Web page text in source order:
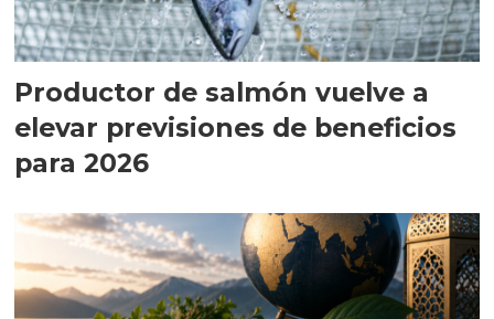
Productor de salmón vuelve a
elevar previsiones de beneficios
para 2026